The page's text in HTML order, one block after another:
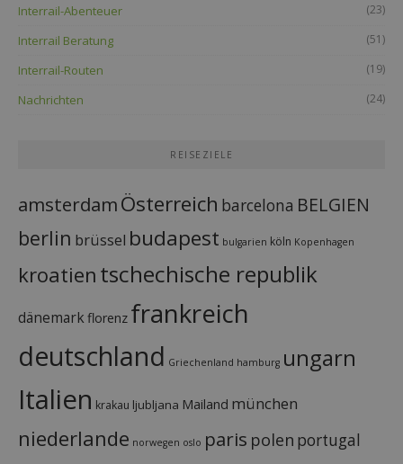
Interrail-Abenteuer (23)
Interrail Beratung (51)
Interrail-Routen (19)
Nachrichten (24)
REISEZIELE
amsterdamÖsterreich barcelona BELGIEN
berlin brüssel budapest bulgarien köln Kopenhagen
kroatien tschechische republik
dänemark florenz frankreich
deutschland Griechenland hamburg ungarn
Italien krakau ljubljana Mailand münchen
niederlande norwegen oslo paris polen portugal